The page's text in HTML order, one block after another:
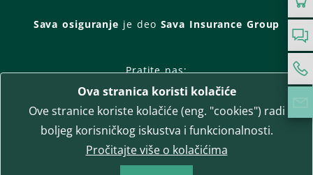
Sava osiguranje je deo Sava Insurance Group
Pratite nas:
Facebook
Instagram
LinkedIn
Twitter
YouTube
WhatsApp
T-media d.o.o. | napredne komunikacije
Ova stranica koristi kolačiće
Ove stranice koriste kolačiće (eng. "cookies") radi
boljeg korisničkog iskustva i funkcionalnosti.
Pročitajte više o kolačićima